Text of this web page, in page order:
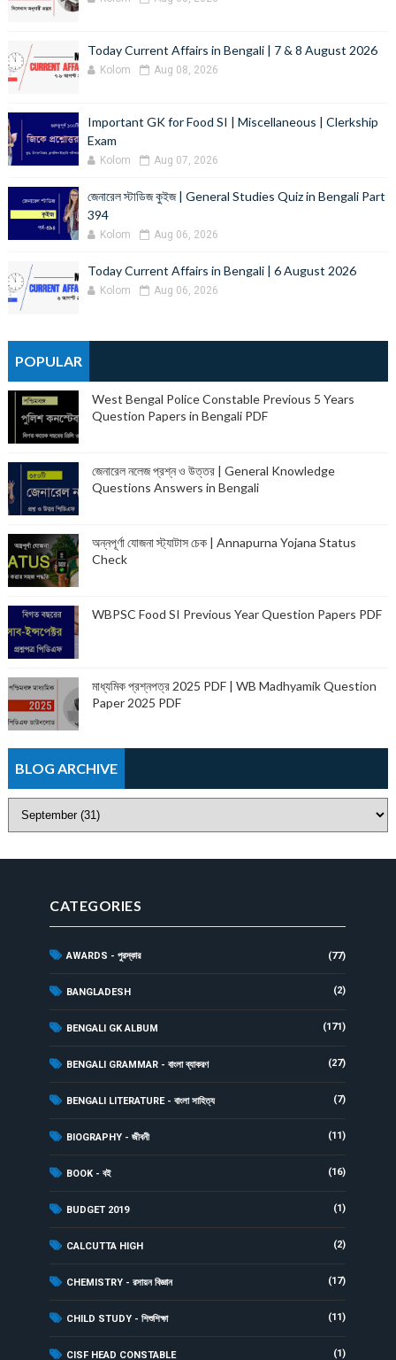
Today Current Affairs in Bengali | 7 & 8 August 2026
Kolom Aug 08, 2026
Important GK for Food SI | Miscellaneous | Clerkship
Exam
Kolom Aug 07, 2026
জেনারেল স্টাডিজ কুইজ | General Studies Quiz in Bengali Part
394
Kolom Aug 06, 2026
Today Current Affairs in Bengali | 6 August 2026
Kolom Aug 06, 2026
POPULAR
West Bengal Police Constable Previous 5 Years
Question Papers in Bengali PDF
জেনারেল নলেজ প্রশ্ন ও উত্তর | General Knowledge
Questions Answers in Bengali
অন্নপূর্ণা যোজনা স্ট্যাটাস চেক | Annapurna Yojana Status
Check
WBPSC Food SI Previous Year Question Papers PDF
মাধ্যমিক প্রশ্নপত্র 2025 PDF | WB Madhyamik Question
Paper 2025 PDF
BLOG ARCHIVE
CATEGORIES
AWARDS - পুরস্কার (77)
BANGLADESH (2)
BENGALI GK ALBUM (171)
BENGALI GRAMMAR - বাংলা ব্যাকরণ (27)
BENGALI LITERATURE - বাংলা সাহিত্য (7)
BIOGRAPHY - জীবনী (11)
BOOK - বই (16)
BUDGET 2019 (1)
CALCUTTA HIGH (2)
CHEMISTRY - রসায়ন বিজ্ঞান (17)
CHILD STUDY - শিশুশিক্ষা (11)
CISF HEAD CONSTABLE (1)